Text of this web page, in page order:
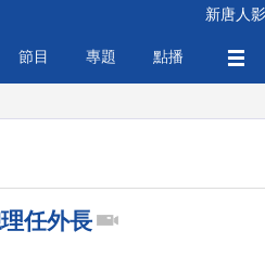
新唐人
節目 專題 點播
任外長